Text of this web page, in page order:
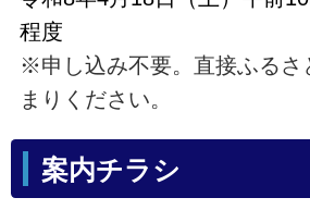
程度
※申し込み不要。直接ふるさ
まりください。
案内チラシ